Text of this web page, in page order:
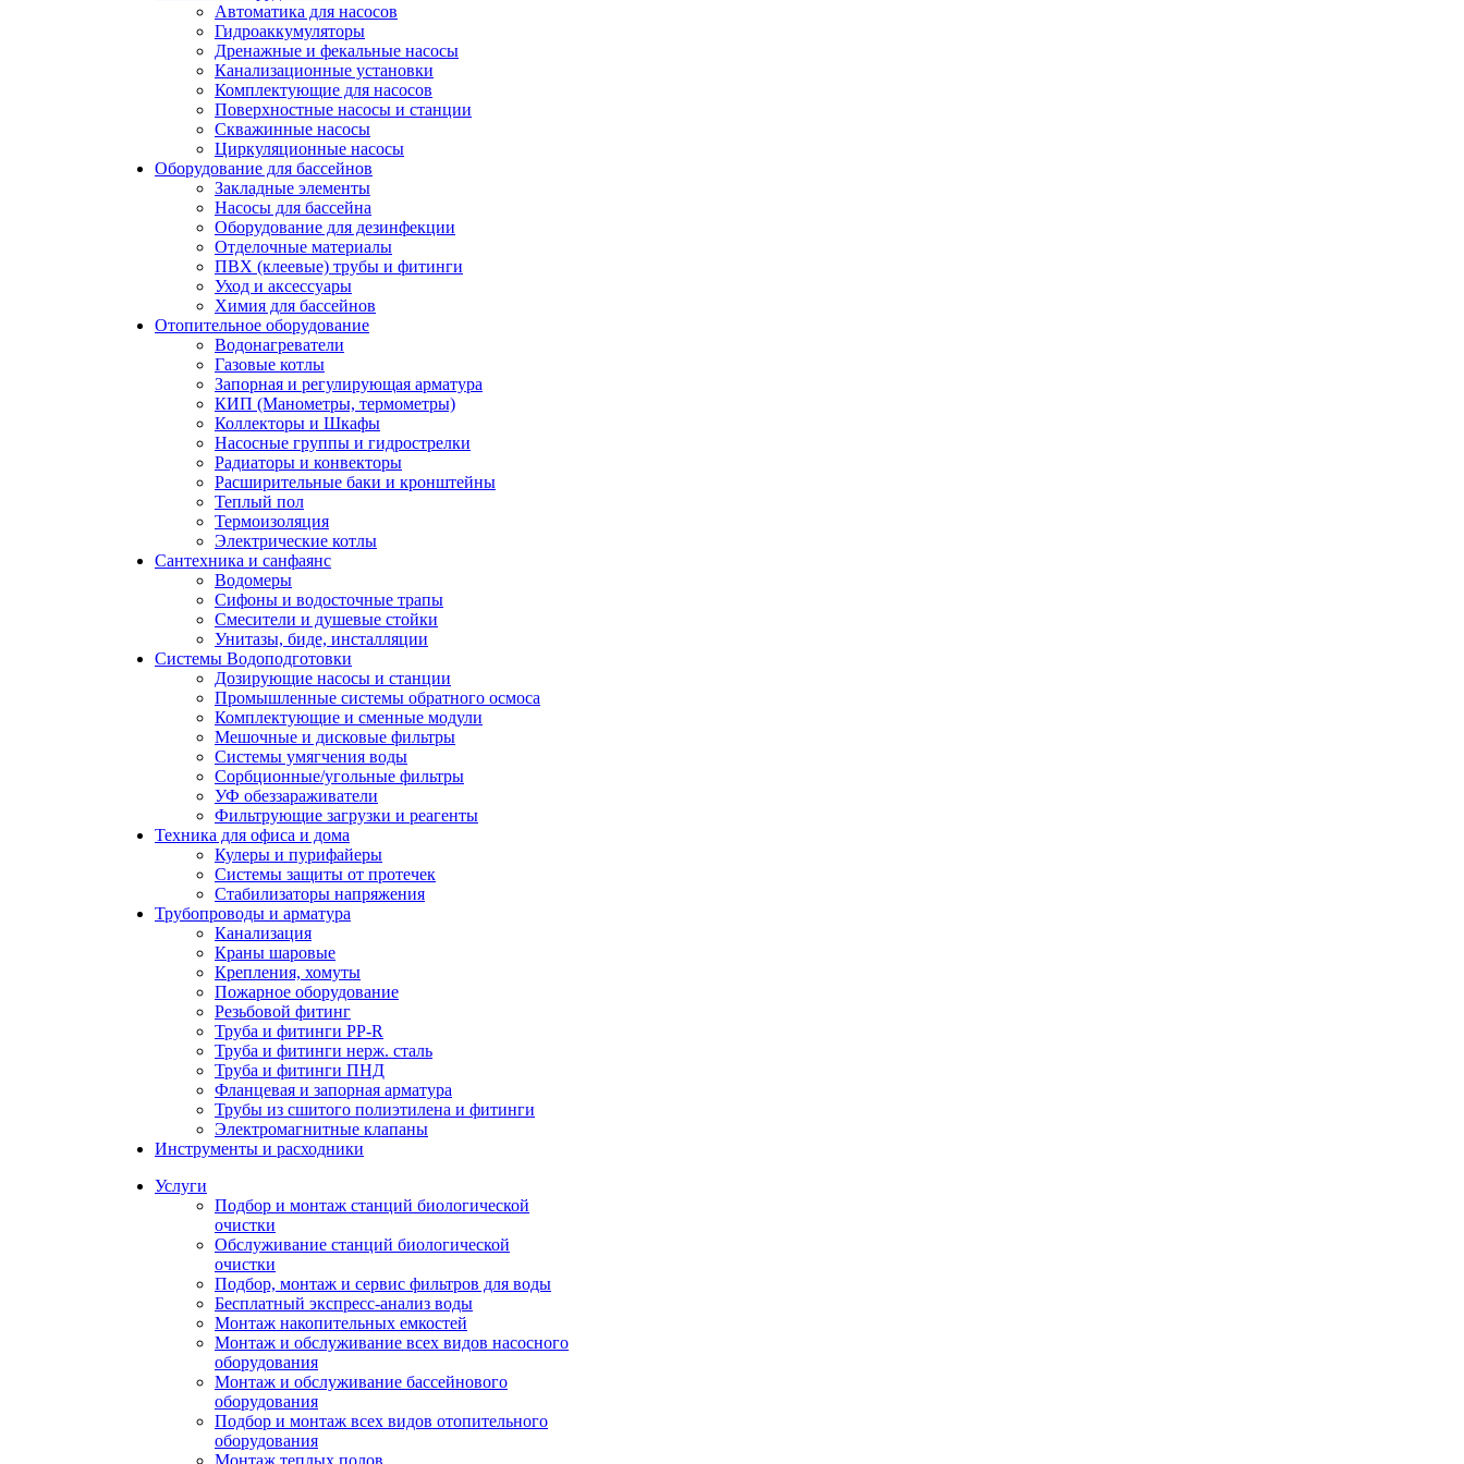
Автоматика для насосов
Гидроаккумуляторы
Дренажные и фекальные насосы
Канализационные установки
Комплектующие для насосов
Поверхностные насосы и станции
Скважинные насосы
Циркуляционные насосы
Оборудование для бассейнов
Закладные элементы
Насосы для бассейна
Оборудование для дезинфекции
Отделочные материалы
ПВХ (клеевые) трубы и фитинги
Уход и аксессуары
Химия для бассейнов
Отопительное оборудование
Водонагреватели
Газовые котлы
Запорная и регулирующая арматура
КИП (Манометры, термометры)
Коллекторы и Шкафы
Насосные группы и гидрострелки
Радиаторы и конвекторы
Расширительные баки и кронштейны
Теплый пол
Термоизоляция
Электрические котлы
Сантехника и санфаянс
Водомеры
Сифоны и водосточные трапы
Смесители и душевые стойки
Унитазы, биде, инсталляции
Системы Водоподготовки
Дозирующие насосы и станции
Промышленные системы обратного осмоса
Комплектующие и сменные модули
Мешочные и дисковые фильтры
Системы умягчения воды
Сорбционные/угольные фильтры
УФ обеззараживатели
Фильтрующие загрузки и реагенты
Техника для офиса и дома
Кулеры и пурифайеры
Системы защиты от протечек
Стабилизаторы напряжения
Трубопроводы и арматура
Канализация
Краны шаровые
Крепления, хомуты
Пожарное оборудование
Резьбовой фитинг
Труба и фитинги PP-R
Труба и фитинги нерж. сталь
Труба и фитинги ПНД
Фланцевая и запорная арматура
Трубы из сшитого полиэтилена и фитинги
Электромагнитные клапаны
Инструменты и расходники
Услуги
Подбор и монтаж станций биологической
очистки
Обслуживание станций биологической
очистки
Подбор, монтаж и сервис фильтров для воды
Бесплатный экспресс-анализ воды
Монтаж накопительных емкостей
Монтаж и обслуживание всех видов насосного
оборудования
Монтаж и обслуживание бассейнового
оборудования
Подбор и монтаж всех видов отопительного
оборудования
Монтаж теплых полов